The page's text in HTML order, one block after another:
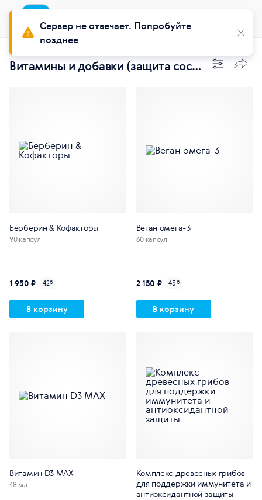
Buy Siberian
Витамины и добавки (защита сосудов)
Берберин & Кофакторы
90 капсул
1 950 ₽ 42б
В корзину
Веган омега-3
60 капсул
2 150 ₽ 45б
В корзину
Витамин D3 MAX
48 мл
Комплекс древесных грибов
для поддержки иммунитета и
антиоксидантной защиты
Сервер не отвечает. Попробуйте
позднее